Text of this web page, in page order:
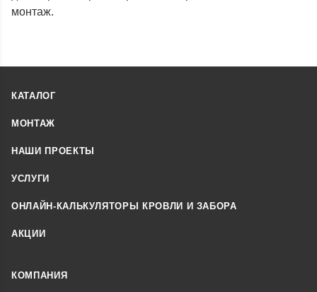
монтаж.
КАТАЛОГ
МОНТАЖ
НАШИ ПРОЕКТЫ
УСЛУГИ
ОНЛАЙН-КАЛЬКУЛЯТОРЫ КРОВЛИ И ЗАБОРА
АКЦИИ
КОМПАНИЯ